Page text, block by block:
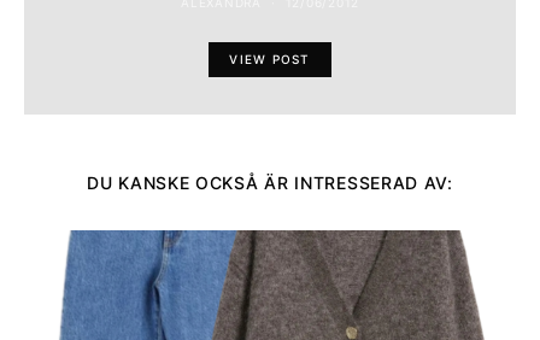
VIEW POST
DU KANSKE OCKSÅ ÄR INTRESSERAD AV: